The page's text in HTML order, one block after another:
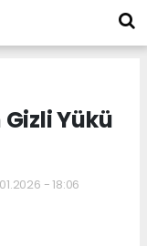
Yükü
- 18:06